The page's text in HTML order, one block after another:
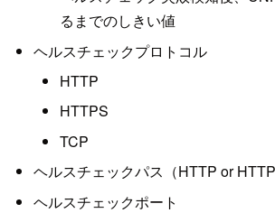
るまでのしきい値
ヘルスチェックプロトコル
HTTP
HTTPS
TCP
ヘルスチェックパス（HTTP or
ヘルスチェックポート